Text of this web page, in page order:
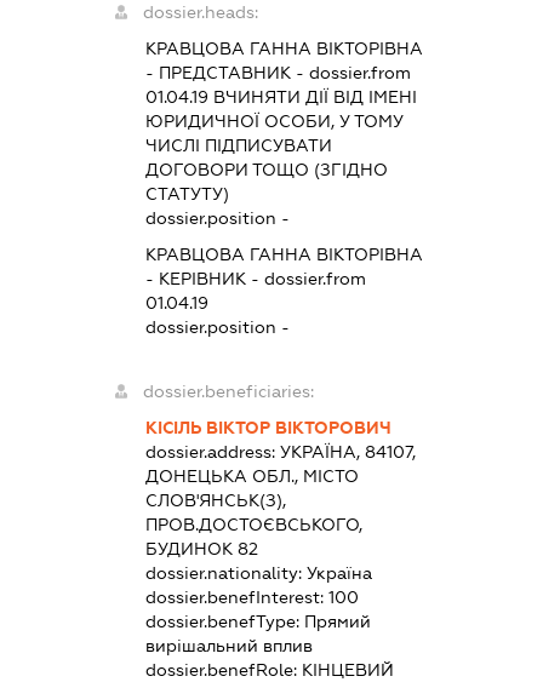
dossier.heads:
КРАВЦОВА ГАННА ВІКТОРІВНА
- ПРЕДСТАВНИК - dossier.from
01.04.19 ВЧИНЯТИ ДІЇ ВІД ІМЕНІ
ЮРИДИЧНОЇ ОСОБИ, У ТОМУ
ЧИСЛІ ПІДПИСУВАТИ
ДОГОВОРИ ТОЩО (ЗГІДНО
СТАТУТУ)
dossier.position -
КРАВЦОВА ГАННА ВІКТОРІВНА
- КЕРІВНИК - dossier.from
01.04.19
dossier.position -
dossier.beneficiaries:
КІСІЛЬ ВІКТОР ВІКТОРОВИЧ
dossier.address: УКРАЇНА, 84107,
ДОНЕЦЬКА ОБЛ., МІСТО
СЛОВ'ЯНСЬК(З),
ПРОВ.ДОСТОЄВСЬКОГО,
БУДИНОК 82
dossier.nationality: Україна
dossier.benefInterest: 100
dossier.benefType: Прямий
вирішальний вплив
dossier.benefRole: КІНЦЕВИЙ